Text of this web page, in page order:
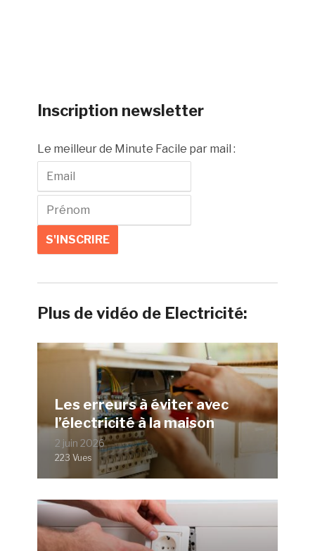
Inscription newsletter
Le meilleur de Minute Facile par mail :
Plus de vidéo de Electricité:
Les erreurs à éviter avec
l’électricité à la maison
2 juin 2026
223 Vues